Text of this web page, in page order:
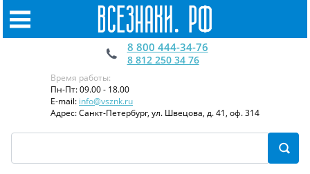
8 800 444-34-76
8 812 250 34 76
Время работы:
Пн-Пт: 09.00 - 18.00
E-mail: info@vsznk.ru
Адрес: Санкт-Петербург, ул. Швецова, д. 41, оф. 314